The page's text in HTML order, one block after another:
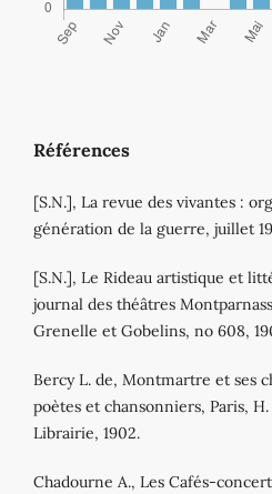
Références
[S.N.], La revue des vivantes :
génération de la guerre, juillet
[S.N.], Le Rideau artistique et
journal des théâtres
Grenelle et Gobelins, no 608,
Bercy L. de, Montmartre et ses
poètes et chansonniers, Paris,
Librairie, 1902.
Chadourne A., Les Cafés-